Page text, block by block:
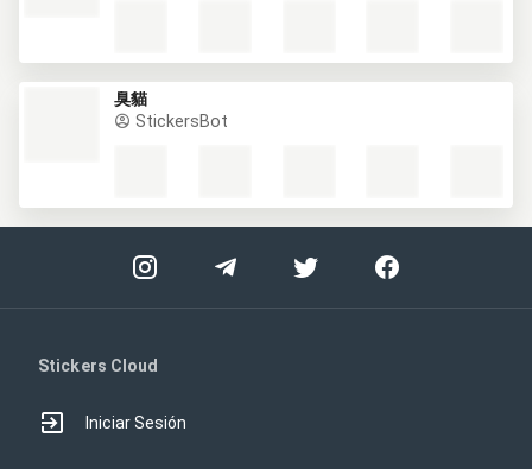
臭貓
StickersBot
Stickers Cloud
Iniciar Sesión